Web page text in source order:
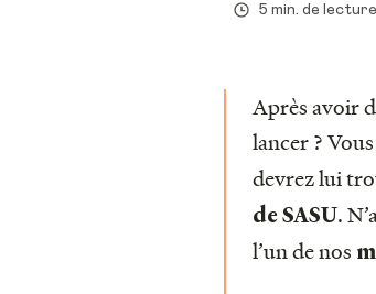
5 min. de lecture
Après avoir
lancer ?
devrez lui
de SASU.
l’un de nos